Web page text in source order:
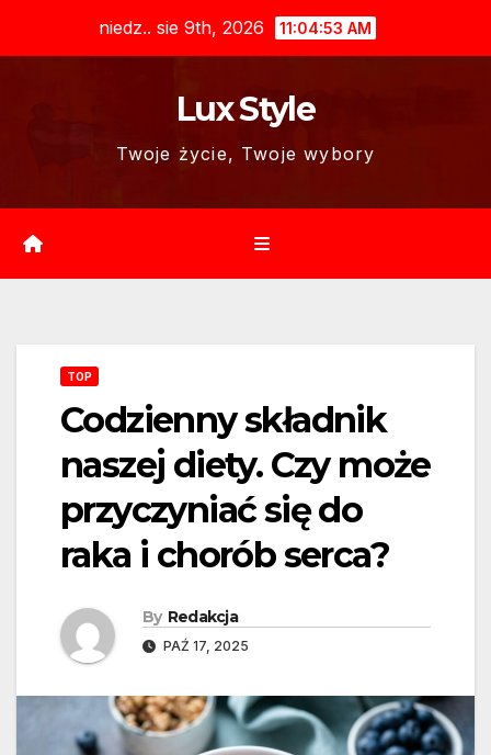
niedz.. sie 9th, 2026 11:04:54 AM
Lux Style
Twoje życie, Twoje wybory
TOP
Codzienny składnik
naszej diety. Czy może
przyczyniać się do
raka i chorób serca?
By Redakcja
PAŹ 17, 2025